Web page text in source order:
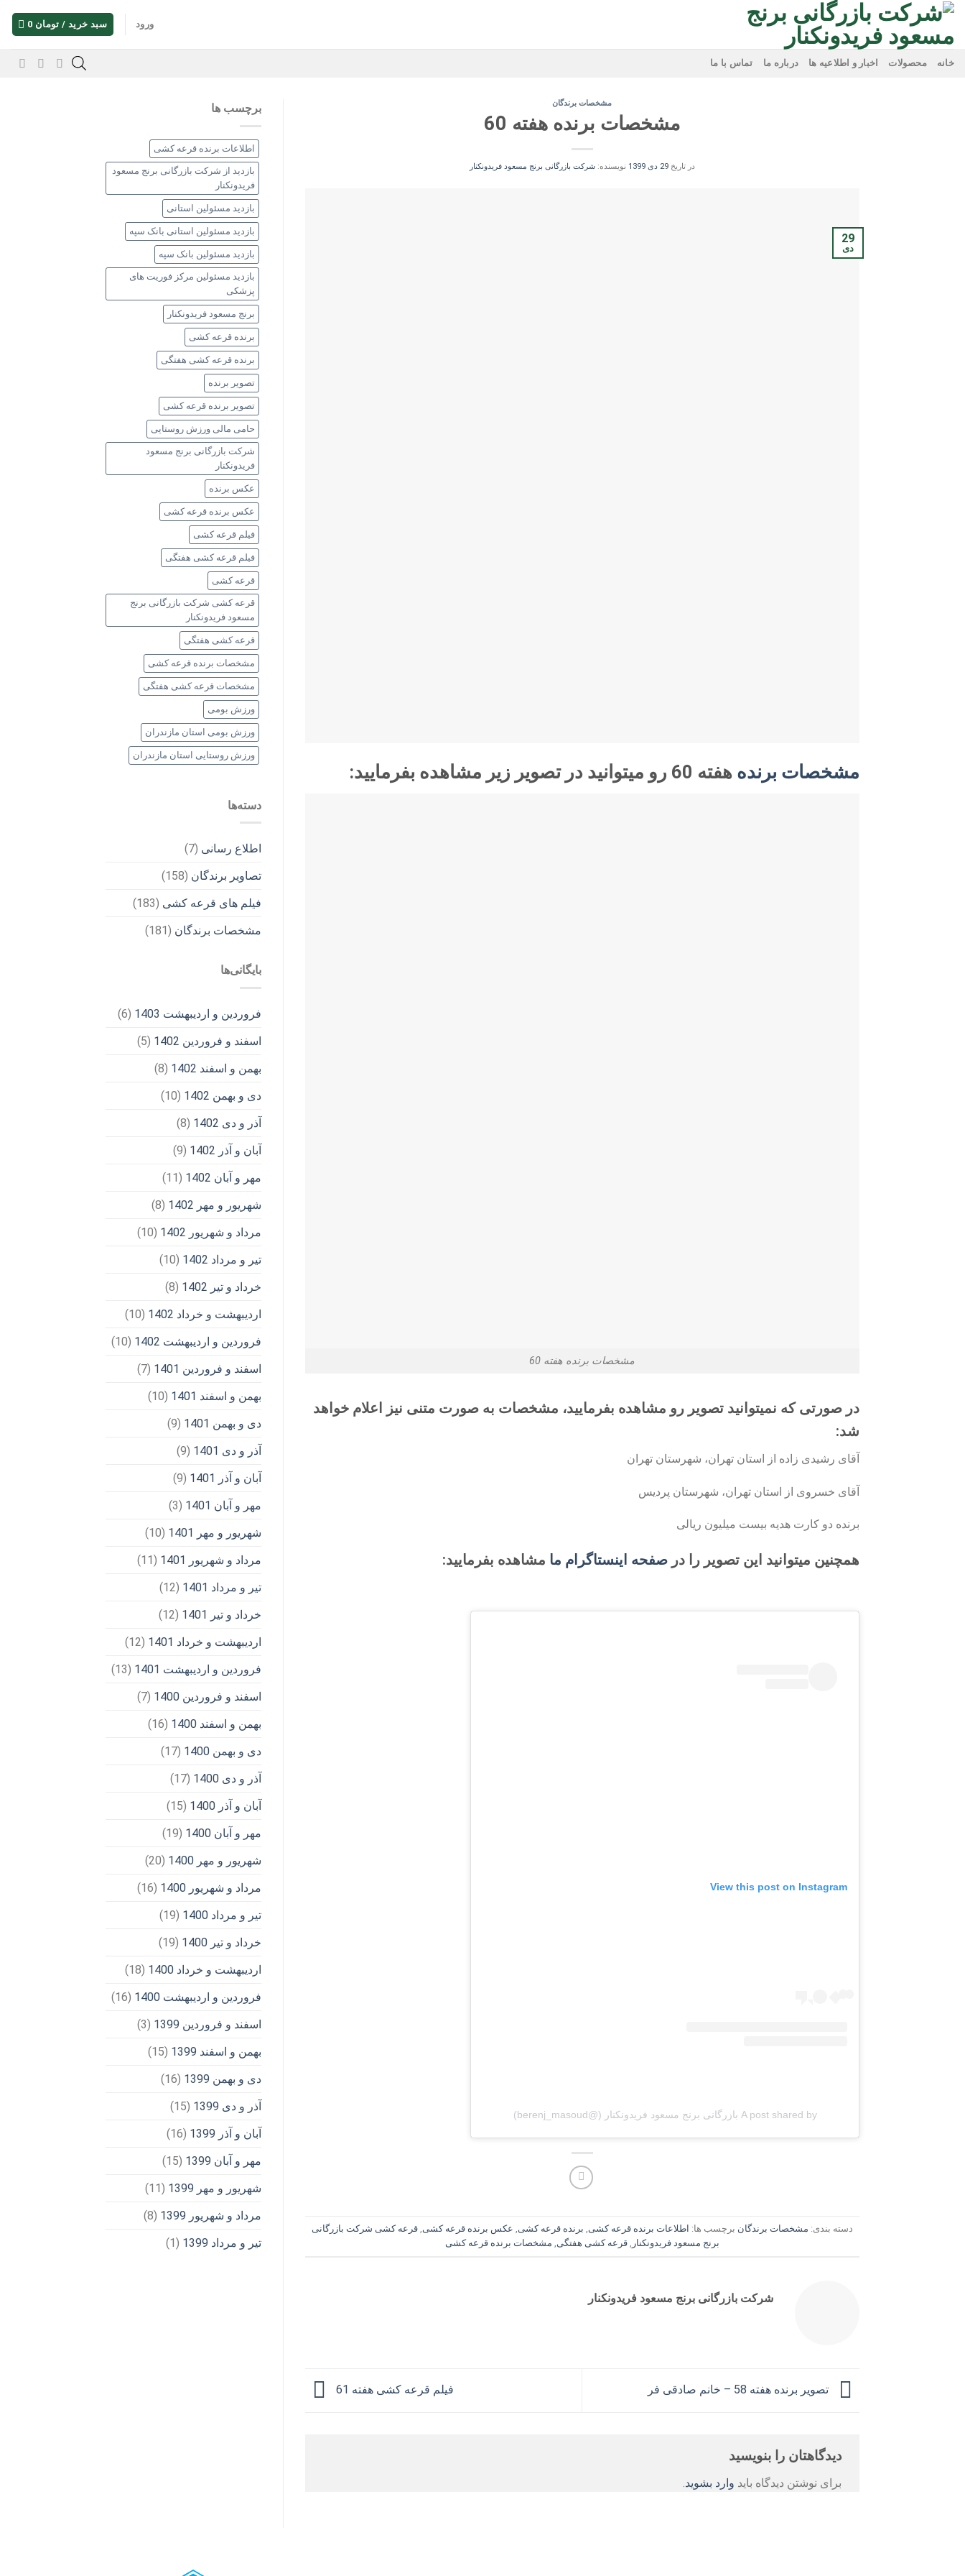
Skip
content
ورود سبد خرید / تومان
خانه محصولات اخبار و اطلاعیه ها درباره ما تماس با ما
مشخصات برندگان
مشخصات برنده هفته 60
در تاریخ29 دی 1399 نویسنده:شرکت بازرگانی برنج مسعود فریدونکنار
29
دی
مشخصات برنده هفته 60 رو میتوانید در تصویر زیر مشاهده بفرمایید:
مشخصات برنده هفته 60
در صورتی که نمیتوانید تصویر رو مشاهده بفرمایید، مشخصات به صورت متنی نیز اعلام خواهد
شد:
آقای رشیدی زاده از استان تهران، شهرستان تهران
آقای خسروی از استان تهران، شهرستان پردیس
برنده دو کارت هدیه بیست میلیون ریالی
همچنین میتوانید این تصویر را در صفحه اینستاگرام ما مشاهده بفرمایید:
View this post on Instagram
A post shared by بازرگانی برنج مسعود فریدونکنار (@berenj_masoud)
دسته بندی: مشخصات برندگان برچسب ها: اطلاعات برنده قرعه کشی برنده قرعه کشی عکس برنده قرعه کشی ,قرعه کشی شرکت بازرگانی
برنج مسعود فریدونکنار
,قرعه کشی هفتگی مشخصات برنده قرعه کشی
شرکت بازرگانی برنج مسعود فریدونکنار
تصویر برنده هفته 58 – خانم صادقی فر فیلم قرعه کشی هفته 61
دیدگاهتان را بنویسید
برای نوشتن دیدگاه باید وارد بشوید
برچسب ها
اطلاعات برنده قرعه کشی
بازدید از شرکت بازرگانی برنج مسعود
فریدونکنار
بازدید مسئولین استانی
بازدید مسئولین استانی بانک سپه
بازدید مسئولین بانک سپه
بازدید مسئولین مرکز فوریت های
پزشکی
برنج مسعود فریدونکنار
برنده قرعه کشی
برنده قرعه کشی هفتگی
تصویر برنده
تصویر برنده قرعه کشی
حامی مالی ورزش روستایی
شرکت بازرگانی برنج مسعود
فریدونکنار
عکس برنده
عکس برنده قرعه کشی
فیلم قرعه کشی
فیلم قرعه کشی هفتگی
قرعه کشی
قرعه کشی شرکت بازرگانی برنج
مسعود فریدونکنار
قرعه کشی هفتگی
مشخصات برنده قرعه کشی
مشخصات قرعه کشی هفتگی
ورزش بومی
ورزش بومی استان مازندران
ورزش روستایی استان مازندران
دسته‌ها
اطلاع رسانی (7)
تصاویر برندگان (158)
فیلم های قرعه کشی (183)
مشخصات برندگان (181)
بایگانی‌ها
فروردین و اردیبهشت 1403
(6)
اسفند و فروردین 1402
(5)
بهمن و اسفند 1402
(8)
دی و بهمن 1402
(10)
آذر و دی 1402
(8)
آبان و آذر 1402
(9)
مهر و آبان 1402
(11)
شهریور و مهر 1402
(8)
مرداد و شهریور 1402
(10)
تیر و مرداد 1402
(10)
خرداد و تیر 1402
(8)
اردیبهشت و خرداد 1402
(10)
فروردین و اردیبهشت 1402
(10)
اسفند و فروردین 1401
(7)
بهمن و اسفند 1401
(10)
دی و بهمن 1401
(9)
آذر و دی 1401
(9)
آبان و آذر 1401
(9)
مهر و آبان 1401
(3)
شهریور و مهر 1401
(10)
مرداد و شهریور 1401
(11)
تیر و مرداد 1401
(12)
خرداد و تیر 1401
(12)
اردیبهشت و خرداد 1401
(12)
فروردین و اردیبهشت 1401
(13)
اسفند و فروردین 1400
(7)
بهمن و اسفند 1400
(16)
دی و بهمن 1400
(17)
آذر و دی 1400
(17)
آبان و آذر 1400
(15)
مهر و آبان 1400
(19)
شهریور و مهر 1400
(20)
مرداد و شهریور 1400
(16)
تیر و مرداد 1400
(19)
خرداد و تیر 1400
(19)
اردیبهشت و خرداد 1400
(18)
فروردین و اردیبهشت 1400
(16)
اسفند و فروردین 1399
(3)
بهمن و اسفند 1399
(15)
دی و بهمن 1399
(16)
آذر و دی 1399
(15)
آبان و آذر 1399
(16)
مهر و آبان 1399
(15)
شهریور و مهر 1399
(11)
مرداد و شهریور 1399
(8)
تیر و مرداد 1399
(1)